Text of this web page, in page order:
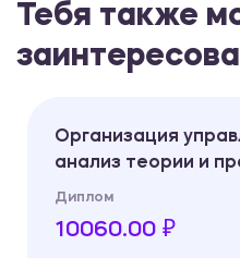
Тебя также
Организация
анализ теории и
Диплом
10060.00 ₽